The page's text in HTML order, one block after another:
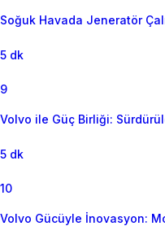
Soğuk Havada Jeneratör
5 dk
9
Volvo ile Güç Birliği:
5 dk
10
Volvo Gücüyle İnovasyon: